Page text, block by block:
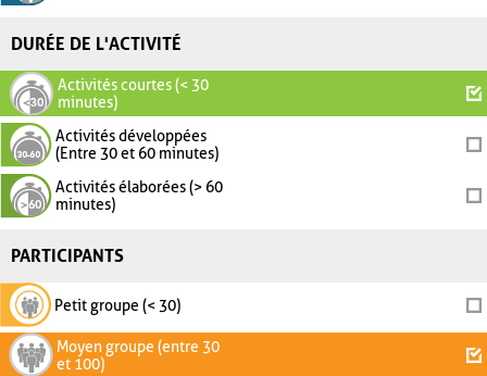
DURÉE DE L'ACTIVITÉ
Activités courtes (< 30
minutes)
Activités développées
(Entre 30 et 60 minutes)
Activités élaborées (> 60
minutes)
PARTICIPANTS
Petit groupe (< 30)
Moyen groupe (entre 30
et 100)